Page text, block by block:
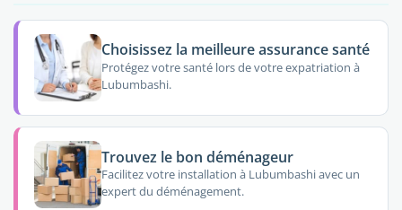
Choisissez la meilleure assurance santé
Protégez votre santé lors de votre expatriation à
Lubumbashi.
Trouvez le bon déménageur
Facilitez votre installation à Lubumbashi avec un
expert du déménagement.